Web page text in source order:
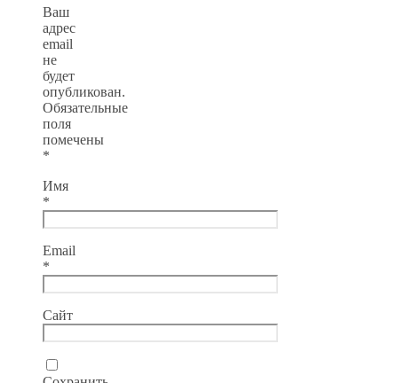
Ваш
адрес
email
не
будет
опубликован.
Обязательные
поля
помечены
*
Имя
*
Email
*
Сайт